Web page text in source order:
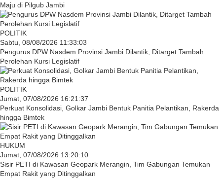
Maju di Pilgub Jambi
POLITIK
Sabtu, 08/08/2026 11:33:03
Pengurus DPW Nasdem Provinsi Jambi Dilantik, Ditarget Tambah
Perolehan Kursi Legislatif
POLITIK
Jumat, 07/08/2026 16:21:37
Perkuat Konsolidasi, Golkar Jambi Bentuk Panitia Pelantikan, Rakerda
hingga Bimtek
HUKUM
Jumat, 07/08/2026 13:20:10
Sisir PETI di Kawasan Geopark Merangin, Tim Gabungan Temukan
Empat Rakit yang Ditinggalkan